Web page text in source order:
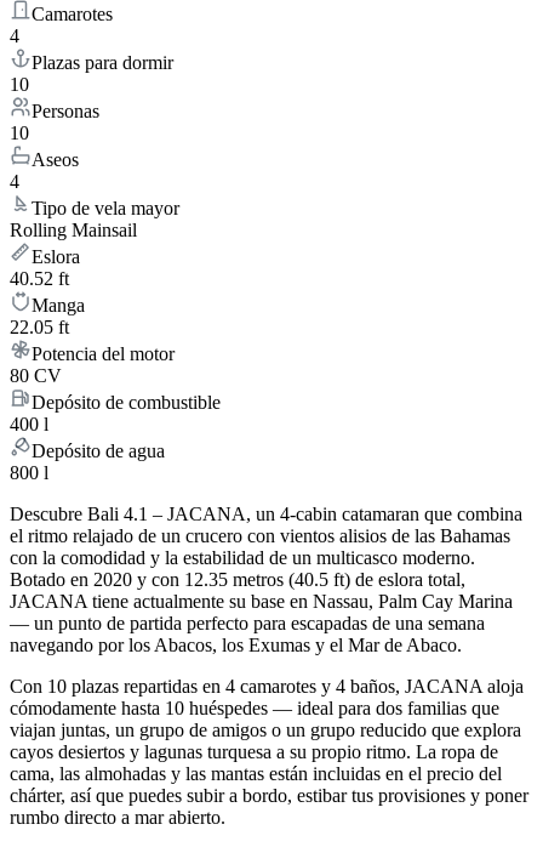
Camarotes
4
Plazas para dormir
10
Personas
10
Aseos
4
Tipo de vela mayor
Rolling Mainsail
Eslora
40.52 ft
Manga
22.05 ft
Potencia del motor
80 CV
Depósito de combustible
400 l
Depósito de agua
800 l
Descubre Bali 4.1 – JACANA, un 4-cabin catamaran que combina
el ritmo relajado de un crucero con vientos alisios de las Bahamas
con la comodidad y la estabilidad de un multicasco moderno.
Botado en 2020 y con 12.35 metros (40.5 ft) de eslora total,
JACANA tiene actualmente su base en Nassau, Palm Cay Marina
— un punto de partida perfecto para escapadas de una semana
navegando por los Abacos, los Exumas y el Mar de Abaco.
Con 10 plazas repartidas en 4 camarotes y 4 baños, JACANA aloja
cómodamente hasta 10 huéspedes — ideal para dos familias que
viajan juntas, un grupo de amigos o un grupo reducido que explora
cayos desiertos y lagunas turquesa a su propio ritmo. La ropa de
cama, las almohadas y las mantas están incluidas en el precio del
chárter, así que puedes subir a bordo, estibar tus provisiones y poner
rumbo directo a mar abierto.